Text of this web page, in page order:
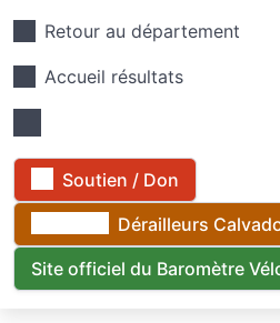
Retour au département
Accueil résultats
Soutien / Don
Dérailleurs
Site officiel du Baromètre